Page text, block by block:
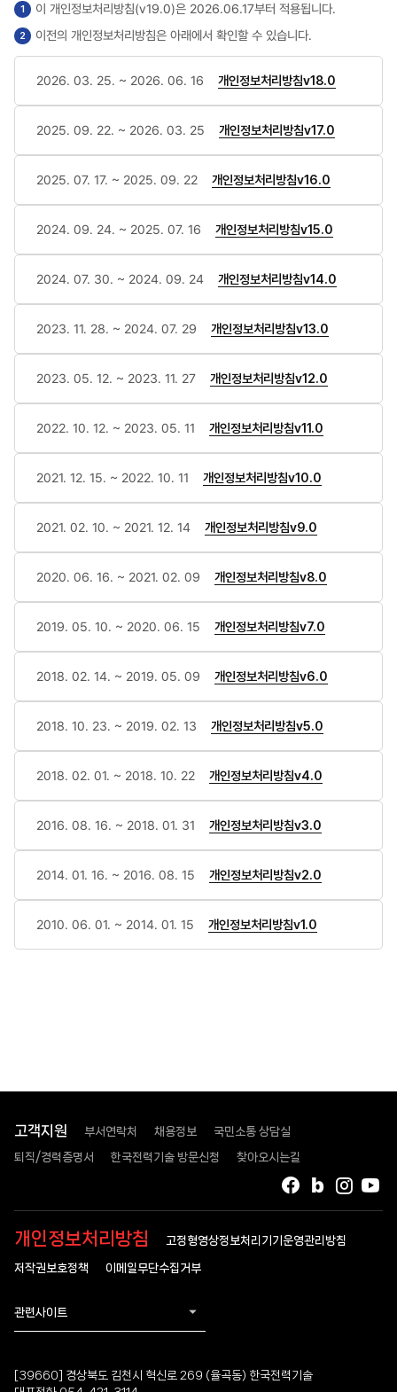
이 개인정보처리방침(v19.0)은 2026.06.17부터 적용됩니다.
이전의 개인정보처리방침은 아래에서 확인할 수 있습니다.
2026. 03. 25. ~ 2026. 06. 16 개인정보처리방침v18.0
2025. 09. 22. ~ 2026. 03. 25 개인정보처리방침v17.0
2025. 07. 17. ~ 2025. 09. 22 개인정보처리방침v16.0
2024. 09. 24. ~ 2025. 07. 16 개인정보처리방침v15.0
2024. 07. 30. ~ 2024. 09. 24 개인정보처리방침v14.0
2023. 11. 28. ~ 2024. 07. 29 개인정보처리방침v13.0
2023. 05. 12. ~ 2023. 11. 27 개인정보처리방침v12.0
2022. 10. 12. ~ 2023. 05. 11 개인정보처리방침v11.0
2021. 12. 15. ~ 2022. 10. 11 개인정보처리방침v10.0
2021. 02. 10. ~ 2021. 12. 14 개인정보처리방침v9.0
2020. 06. 16. ~ 2021. 02. 09 개인정보처리방침v8.0
2019. 05. 10. ~ 2020. 06. 15 개인정보처리방침v7.0
2018. 02. 14. ~ 2019. 05. 09 개인정보처리방침v6.0
2018. 10. 23. ~ 2019. 02. 13 개인정보처리방침v5.0
2018. 02. 01. ~ 2018. 10. 22 개인정보처리방침v4.0
2016. 08. 16. ~ 2018. 01. 31 개인정보처리방침v3.0
2014. 01. 16. ~ 2016. 08. 15 개인정보처리방침v2.0
2010. 06. 01. ~ 2014. 01. 15 개인정보처리방침v1.0
고객지원 부서연락처 채용정보 국민소통 상담실
퇴직/경력증명서 한국전력기술 방문신청 찾아오시는길
인스
블로그
페이스북
개인정보처리방침 고정형영상정보처리기기운영관리방침
저작권보호정책 이메일무단수집거부
관련사이트
[39660] 경상북도 김천시 혁신로 269 (율곡동) 한국전력기술